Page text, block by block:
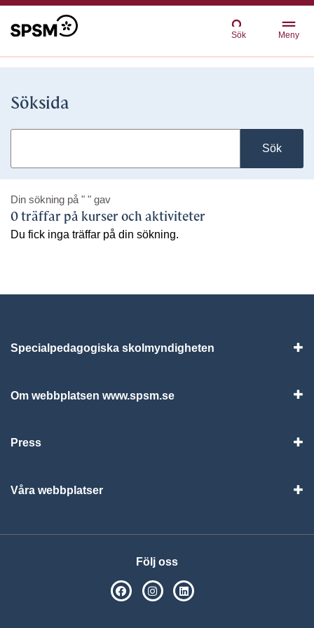
Sök Meny
Söksida
Sök
Din sökning på " " gav
0 träffar på kurser och aktiviteter
Du fick inga träffar på din sökning.
Specialpedagogiska skolmyndigheten
Om webbplatsen www.spsm.se
Press
Våra webbplatser
Följ oss
SPSM på Facebook
SPSM på Instagram